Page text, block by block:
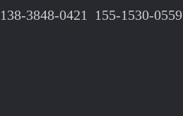
138-3848-0421 155-1530-0559